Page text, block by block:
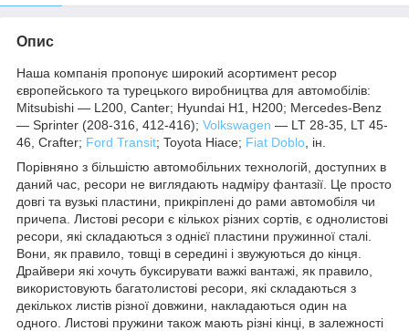
Опис
Наша компанія пропонує широкий асортимент ресор
європейського та турецького виробництва для автомобілів:
Mitsubishi ― L200, Canter; Hyundai H1, H200; Mercedes-Benz
― Sprinter (208-316, 412-416); Volkswagen ― LT 28-35, LT 45-
46, Crafter; Ford Transit; Toyota Hiace; Fiat Doblo , ін.
Порівняно з більшістю автомобільних технологій, доступних в
даний час, ресори не виглядають надміру фантазії. Це просто
довгі та вузькі пластини, прикріплені до рами автомобіля чи
причепа. Листові ресори є кількох різних сортів, є однолистові
ресори, які складаються з однієї пластини пружинної сталі.
Вони, як правило, товщі в середині і звужуються до кінця.
Драйвери які хочуть буксирувати важкі вантажі, як правило,
використовують багатолистові ресори, які складаються з
декількох листів різної довжини, накладаються один на
одного. Листові пружини також мають різні кінці, в залежності